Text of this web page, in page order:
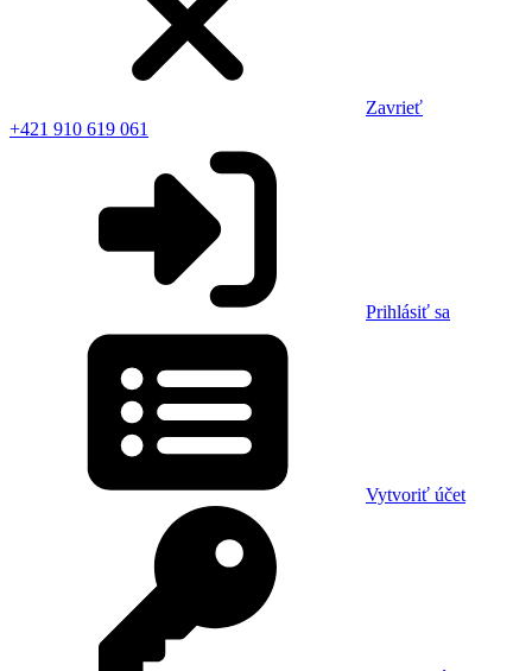
Zavrieť
+421 910 619 061
Prihlásiť sa
Vytvoriť účet